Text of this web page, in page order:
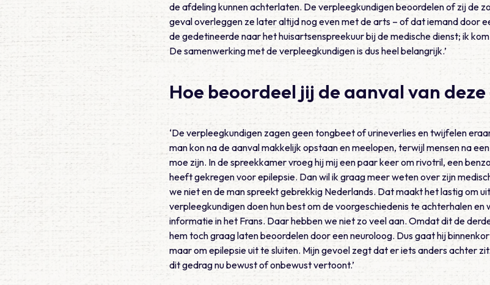
de afdeling kunnen achterlaten. De verpleegkundigen beoordelen of zij de
geval overleggen ze later altijd nog even met de arts – of dat iemand door
de gedetineerde naar het huisartsenspreekuur bij de medische dienst; ik
De samenwerking met de verpleegkundigen is dus heel belangrijk.’
Hoe beoordeel jij de aanval van
‘De verpleegkundigen zagen geen tongbeet of urineverlies en twijfelen
man kon na de aanval makkelijk opstaan en meelopen, terwijl mensen na
moe zijn. In de spreekkamer vroeg hij mij een paar keer om rivotril, een
heeft gekregen voor epilepsie. Dan wil ik graag meer weten over zijn
we niet en de man spreekt gebrekkig Nederlands. Dat maakt het lastig om
verpleegkundigen doen hun best om de voorgeschiedenis te achterhalen
informatie in het Frans. Daar hebben we niet zo veel aan. Omdat dit de
hem toch graag laten beoordelen door een neuroloog. Dus gaat hij
maar om epilepsie uit te sluiten. Mijn gevoel zegt dat er iets anders achter
dit gedrag nu bewust of onbewust vertoont.’